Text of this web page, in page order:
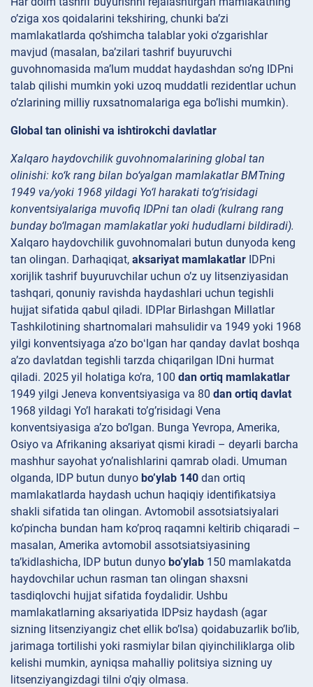
o’ziga xos qoidalarini tekshiring, chunki ba’zi
mamlakatlarda qo’shimcha talablar yoki o’zgarishlar
mavjud (masalan, ba’zilari tashrif buyuruvchi
guvohnomasida ma’lum muddat haydashdan so’ng IDPni
talab qilishi mumkin yoki uzoq muddatli rezidentlar uchun
o’zlarining milliy ruxsatnomalariga ega bo’lishi mumkin).
Global tan olinishi va ishtirokchi davlatlar
Xalqaro haydovchilik guvohnomalarining global tan
olinishi: ko‘k rang bilan bo‘yalgan mamlakatlar BMTning
1949 va/yoki 1968 yildagi Yo‘l harakati to‘g‘risidagi
konventsiyalariga muvofiq IDPni tan oladi (kulrang rang
bunday bo‘lmagan mamlakatlar yoki hududlarni bildiradi).
Xalqaro haydovchilik guvohnomalari butun dunyoda keng
tan olingan. Darhaqiqat, aksariyat mamlakatlar IDPni
xorijlik tashrif buyuruvchilar uchun o’z uy litsenziyasidan
tashqari, qonuniy ravishda haydashlari uchun tegishli
hujjat sifatida qabul qiladi. IDPlar Birlashgan Millatlar
Tashkilotining shartnomalari mahsulidir va 1949 yoki 1968
yilgi konventsiyaga aʼzo boʻlgan har qanday davlat boshqa
aʼzo davlatdan tegishli tarzda chiqarilgan IDni hurmat
qiladi. 2025 yil holatiga ko’ra, 100 dan ortiq mamlakatlar
1949 yilgi Jeneva konventsiyasiga va 80 dan ortiq davlat
1968 yildagi Yo’l harakati to’g’risidagi Vena
konventsiyasiga a’zo bo’lgan. Bunga Yevropa, Amerika,
Osiyo va Afrikaning aksariyat qismi kiradi – deyarli barcha
mashhur sayohat yo’nalishlarini qamrab oladi. Umuman
olganda, IDP butun dunyo bo’ylab 140 dan ortiq
mamlakatlarda haydash uchun haqiqiy identifikatsiya
shakli sifatida tan olingan. Avtomobil assotsiatsiyalari
ko’pincha bundan ham ko’proq raqamni keltirib chiqaradi –
masalan, Amerika avtomobil assotsiatsiyasining
ta’kidlashicha, IDP butun dunyo bo’ylab 150 mamlakatda
haydovchilar uchun rasman tan olingan shaxsni
tasdiqlovchi hujjat sifatida foydalidir. Ushbu
mamlakatlarning aksariyatida IDPsiz haydash (agar
sizning litsenziyangiz chet ellik bo’lsa) qoidabuzarlik bo’lib,
jarimaga tortilishi yoki rasmiylar bilan qiyinchiliklarga olib
kelishi mumkin, ayniqsa mahalliy politsiya sizning uy
litsenziyangizdagi tilni o’qiy olmasa.